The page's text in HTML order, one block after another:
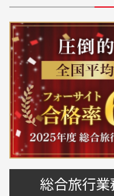
総合旅行